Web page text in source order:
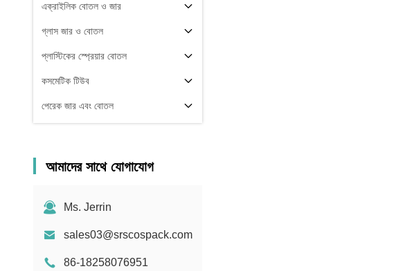
এক্রাইলিক বোতল ও জার
গ্লাস জার ও বোতল
প্লাস্টিকের স্প্রেয়ার বোতল
কসমেটিক টিউব
পেরেক জার এবং বোতল
আমাদের সাথে যোগাযোগ
Ms. Jerrin
sales03@srscospack.com
86-18258076951